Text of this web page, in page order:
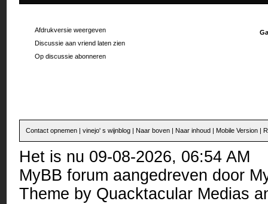
Afdrukversie weergeven
Discussie aan vriend laten zien
Op discussie abonneren
Contact opnemen |vinejo' s wijnblog | Naar boven | Naar inhoud | Mobile Version |
Het is nu 09-08-2026, 06:54 AM
MyBB forum aangedreven door
Theme by Quacktacular Medias